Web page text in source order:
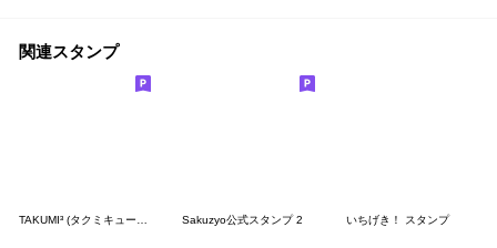
関連スタンプ
TAKUMI³ (タクミキュービック) Sakuzyo公式スタンプ 2 いちげき！ スタンプ